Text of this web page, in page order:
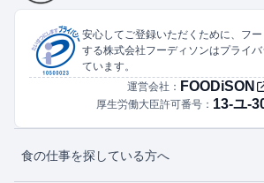
安心してご登録いただくために、フ
する株式会社フーディソンはプライ
ています。
運営会社： FOODiSON
厚生労働大臣許可番号： 13-ユ-
食の仕事を探している方へ